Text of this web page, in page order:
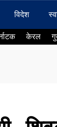
विदेश
केरल